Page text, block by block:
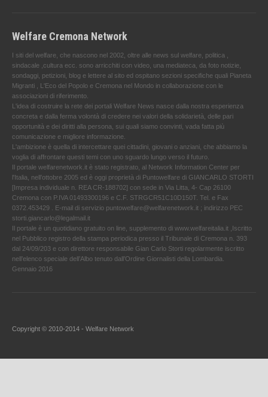
Welfare Cremona Network
I siti del welfare, che nascono nel 2002, oltre alle news sul welfare, politica ,
sindacale ,cultura ecc. sono arricchiti con video, una mediateca, da foto notizie,
sondaggi, petizioni, blog e lettere al sito ed ospitano sezioni specifiche quali Pianeta
Migranti , L'Eco del Popolo e Cremona nel Mondo in collaborazione con le
associazioni di riferimento.
L'idea di costruire la rete dei portali Welfare News nasce dalla nostra esperienza
concreta e dalla ferma volontà di credere nei valori della solidarietà, delle pari
opportunità e dei diritti alla persona, sui quali siamo convinti, vada fatta più
comunicazione e migliore informazione.
L'ambizione è quella di intercettare quei cittadini, giovani o anziani, che abbiamo la
voglia di affrontare questi temi con uno sguardo lungo verso il futuro.
Il portale welfarenetwork.it è stato registrato, al Network Information Center per
l'Italia, nell’ottobre 2005 ed è oggi proprietà di Puntowelfare di GIANCARLO STORTI
[Impresa individuale n. REA CR-188702] con sede in Via Litta, 4- Cap 26100
Cremona con P.IVA 01493300196 e C.F. STRGCR51C10D150T. Tel. e Fax
0372.453429 . E-mail di servizio puntowelfare@welfarenetwork.it ; indirizzo PEC
storti.giancarlo@legalmail.it
Il portale è un quotidiano gratuito on line, supplemento di www.welfareitalia.it ,Iscritto
nel Pubblico registro della stampa periodica presso il Tribunale di Cremona n. 393
dal 24/09/203 e con direttore responsabile Gian Carlo Storti regolarmente iscritto
nell’elenco speciale dell’Albo tenuto dall’Ordine Giornalisti della Lombardia.
Gennaio 2016
Copyright © 2010-2014 - Welfare Network